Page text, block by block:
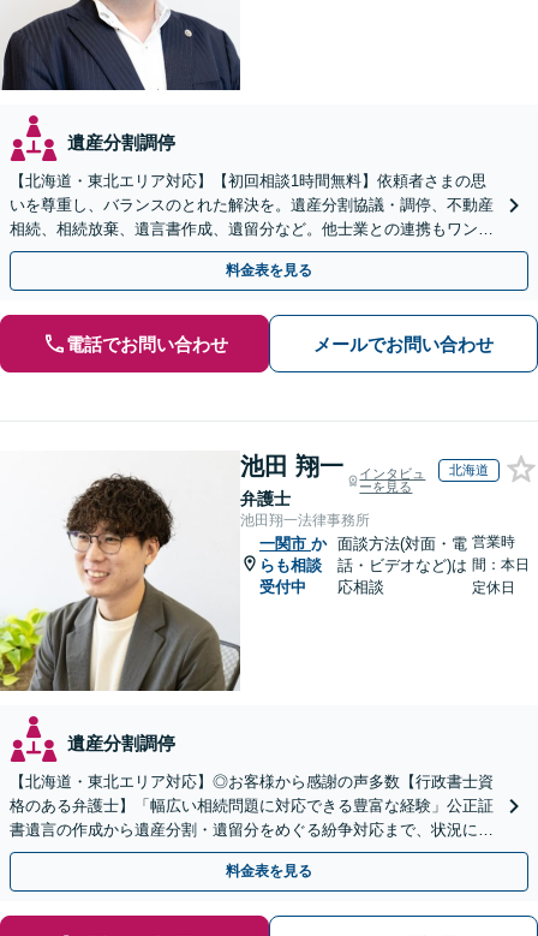
遺産分割調停
【北海道・東北エリア対応】【初回相談1時間無料】依頼者さまの思
いを尊重し、バランスのとれた解決を。遺産分割協議・調停、不動産
相続、相続放棄、遺言書作成、遺留分など。他士業との連携もワンス
トップで対応します【休日・夜間面談OK】
料金表を見る
電話でお問い合わせ メールでお問い合わせ
池田 翔一
弁護士
インタビュ
ーを見る
北海道
池田翔一法律事務所
一関市 か
らも相談
受付中
面談方法(対面・電
話・ビデオなど)は
応相談
営業時
間：本日
定休日
遺産分割調停
【北海道・東北エリア対応】◎お客様から感謝の声多数【行政書士資
格のある弁護士】「幅広い相続問題に対応できる豊富な経験」公正証
書遺言の作成から遺産分割・遺留分をめぐる紛争対応まで、状況に応
じた最適な方法をご提案します【夜間相談可】
料金表を見る